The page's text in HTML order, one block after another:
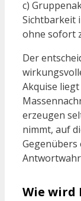
c)
Sichtbarkeit
ohne sofort
Der
Akquise
erzeugen
nimmt, auf
Wie wird